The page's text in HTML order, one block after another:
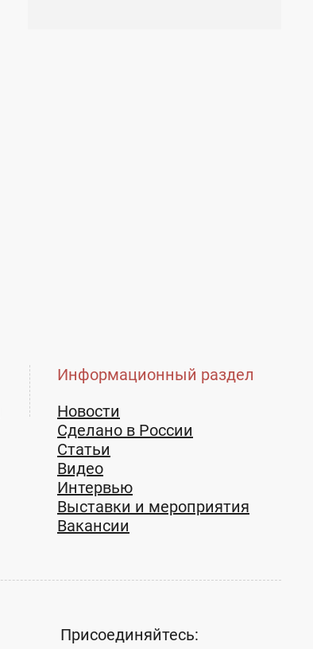
Информационный раздел
Новости
Сделано в России
Статьи
Видео
Интервью
Выставки и мероприятия
Вакансии
Присоединяйтесь: